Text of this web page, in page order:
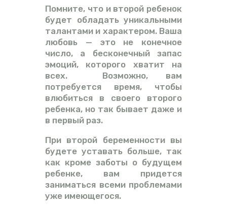
Помните, что и второй ребенок
будет обладать уникальными
талантами и характером. Ваша
любовь — это не конечное
число, а бесконечный запас
эмоций, которого хватит на
всех. Возможно, вам
потребуется время, чтобы
влюбиться в своего второго
ребенка, но так бывает даже и
в первый раз.
При второй беременности вы
будете уставать больше, так
как кроме заботы о будущем
ребенке, вам придется
заниматься всеми проблемами
уже имеющегося.